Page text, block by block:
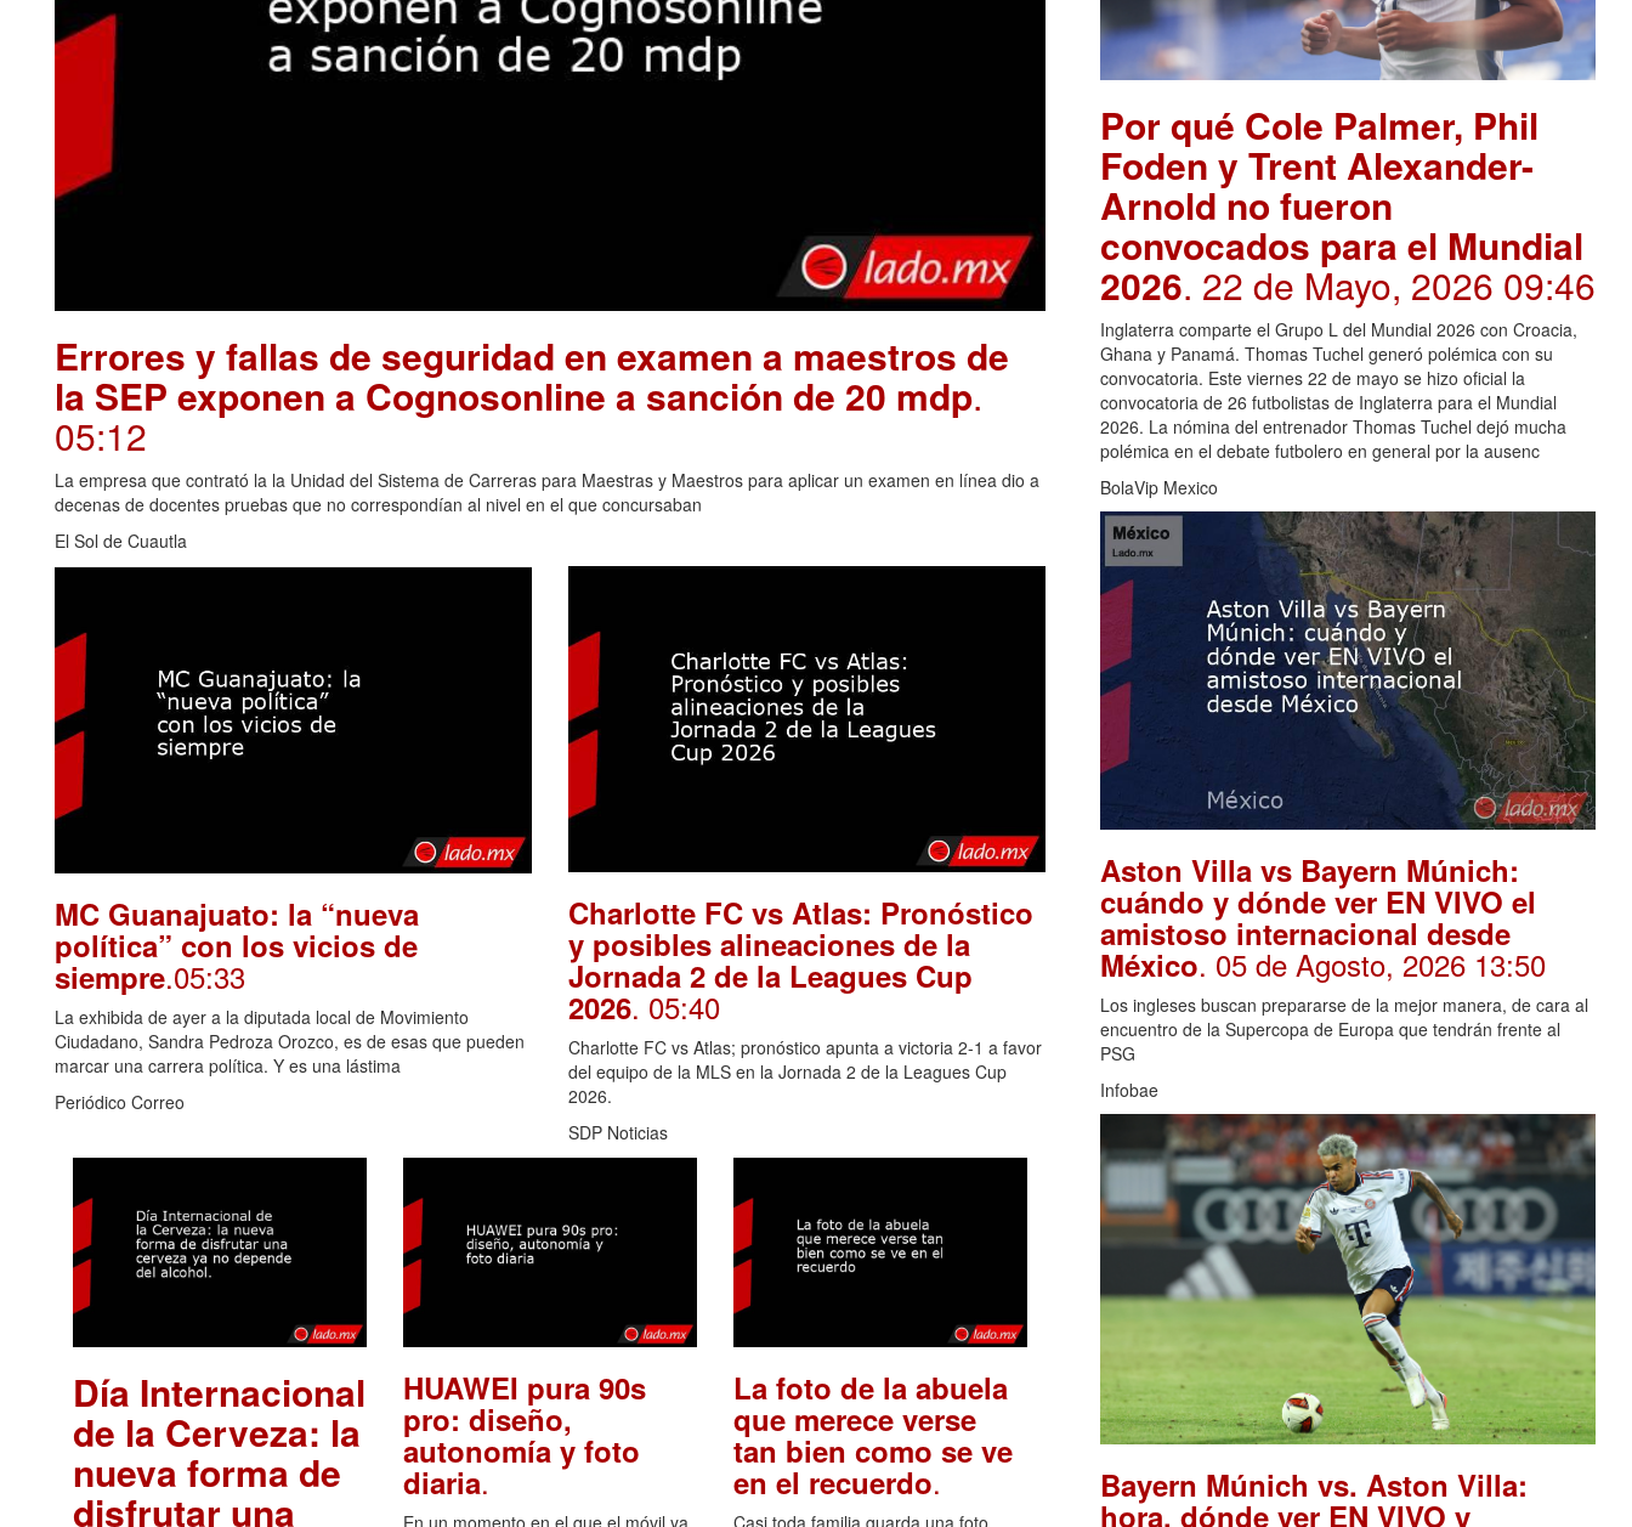
Errores y fallas de seguridad en examen a maestros de
la SEP exponen a Cognosonline a sanción de 20 mdp.
05:12
La empresa que contrató la la Unidad del Sistema de Carreras para Maestras y Maestros para aplicar un examen en línea dio a
decenas de docentes pruebas que no correspondían al nivel en el que concursaban
El Sol de Cuautla
MC Guanajuato: la “nueva
política” con los vicios de
siempre.05:33
La exhibida de ayer a la diputada local de Movimiento
Ciudadano, Sandra Pedroza Orozco, es de esas que pueden
marcar una carrera política. Y es una lástima
Periódico Correo
Charlotte FC vs Atlas: Pronóstico
y posibles alineaciones de la
Jornada 2 de la Leagues Cup
2026. 05:40
Charlotte FC vs Atlas; pronóstico apunta a victoria 2-1 a favor
del equipo de la MLS en la Jornada 2 de la Leagues Cup
2026.
SDP Noticias
Día Internacional
de la Cerveza: la
nueva forma de
disfrutar una
HUAWEI pura 90s
pro: diseño,
autonomía y foto
diaria.
En un momento en el que el móvil ya
La foto de la abuela
que merece verse
tan bien como se ve
en el recuerdo.
Casi toda familia guarda una foto
Por qué Cole Palmer, Phil
Foden y Trent Alexander-
Arnold no fueron
convocados para el Mundial
2026. 22 de Mayo, 2026 09:46
Inglaterra comparte el Grupo L del Mundial 2026 con Croacia,
Ghana y Panamá. Thomas Tuchel generó polémica con su
convocatoria. Este viernes 22 de mayo se hizo oficial la
convocatoria de 26 futbolistas de Inglaterra para el Mundial
2026. La nómina del entrenador Thomas Tuchel dejó mucha
polémica en el debate futbolero en general por la ausenc
BolaVip Mexico
Aston Villa vs Bayern Múnich:
cuándo y dónde ver EN VIVO el
amistoso internacional desde
México. 05 de Agosto, 2026 13:50
Los ingleses buscan prepararse de la mejor manera, de cara al
encuentro de la Supercopa de Europa que tendrán frente al
PSG
Infobae
Bayern Múnich vs. Aston Villa:
hora, dónde ver EN VIVO y